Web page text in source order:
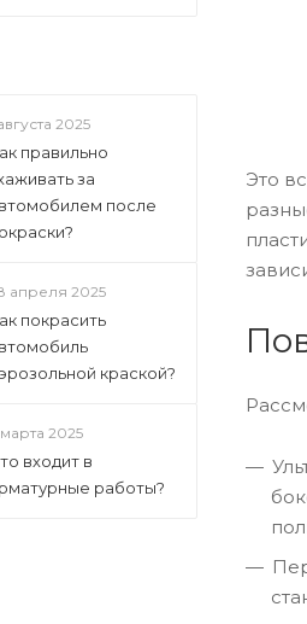
Это
2025
правильно
за
после
апреля 2025
покрасить
краской?
2025
входит в
работы?